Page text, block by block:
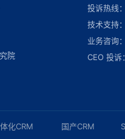
院
投诉热线
技术支持
业务咨询
CEO 投
化CRM
国产CRM